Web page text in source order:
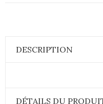
DESCRIPTION
DÉTAILS DU